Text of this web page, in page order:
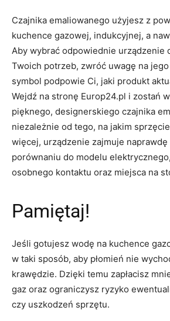
Czajnika emaliowanego użyjesz z
kuchence gazowej, indukcyjnej, a
Aby wybrać odpowiednie urządzenie
Twoich potrzeb, zwróć uwagę na
symbol podpowie Ci, jaki produkt
Wejdź na stronę Europ24.pl i zostań
pięknego, designerskiego czajnika
niezależnie od tego, na jakim
więcej, urządzenie zajmuje
porównaniu do modelu
osobnego kontaktu oraz miejsca na
Pamiętaj!
Jeśli gotujesz wodę na kuchence
w taki sposób, aby płomień nie
krawędzie. Dzięki temu zapłacisz
gaz oraz ograniczysz ryzyko
czy uszkodzeń sprzętu.